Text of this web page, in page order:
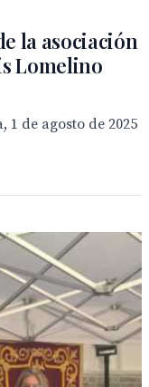
la asociación
Lomelino
de agosto de 2025